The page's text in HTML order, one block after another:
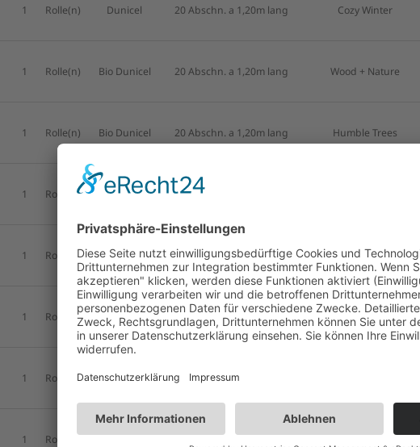
1 Rolle(n) Dunicel 20 Abschn. a 1,20m lang Cozy Winter
1 Rolle(n) Bio Dunicel 20 Abschn. a 1,20m lang Wood + Nature
1 Rolle(n) Bio Dunicel 20 Abschn. a 1,20m lang Humble Trees
1 Rolle(n) Bio Dunicel 20 Abschn. a 1,20 m lang
1 Rolle(n) Bio Dunicel 20 Abschn. a 1,20m lang Rhombus Green
1 Rolle(n) Bio Dunicel 20 Abschn. a 1,20m lang Stargazing Cream
1 Rolle(n) Bio Dunicel 20 Abschn. a 1,20m lang
1 Rolle(n) Bio Dunicel 20 Abschn. a 1,20m lang Noel Pistachio